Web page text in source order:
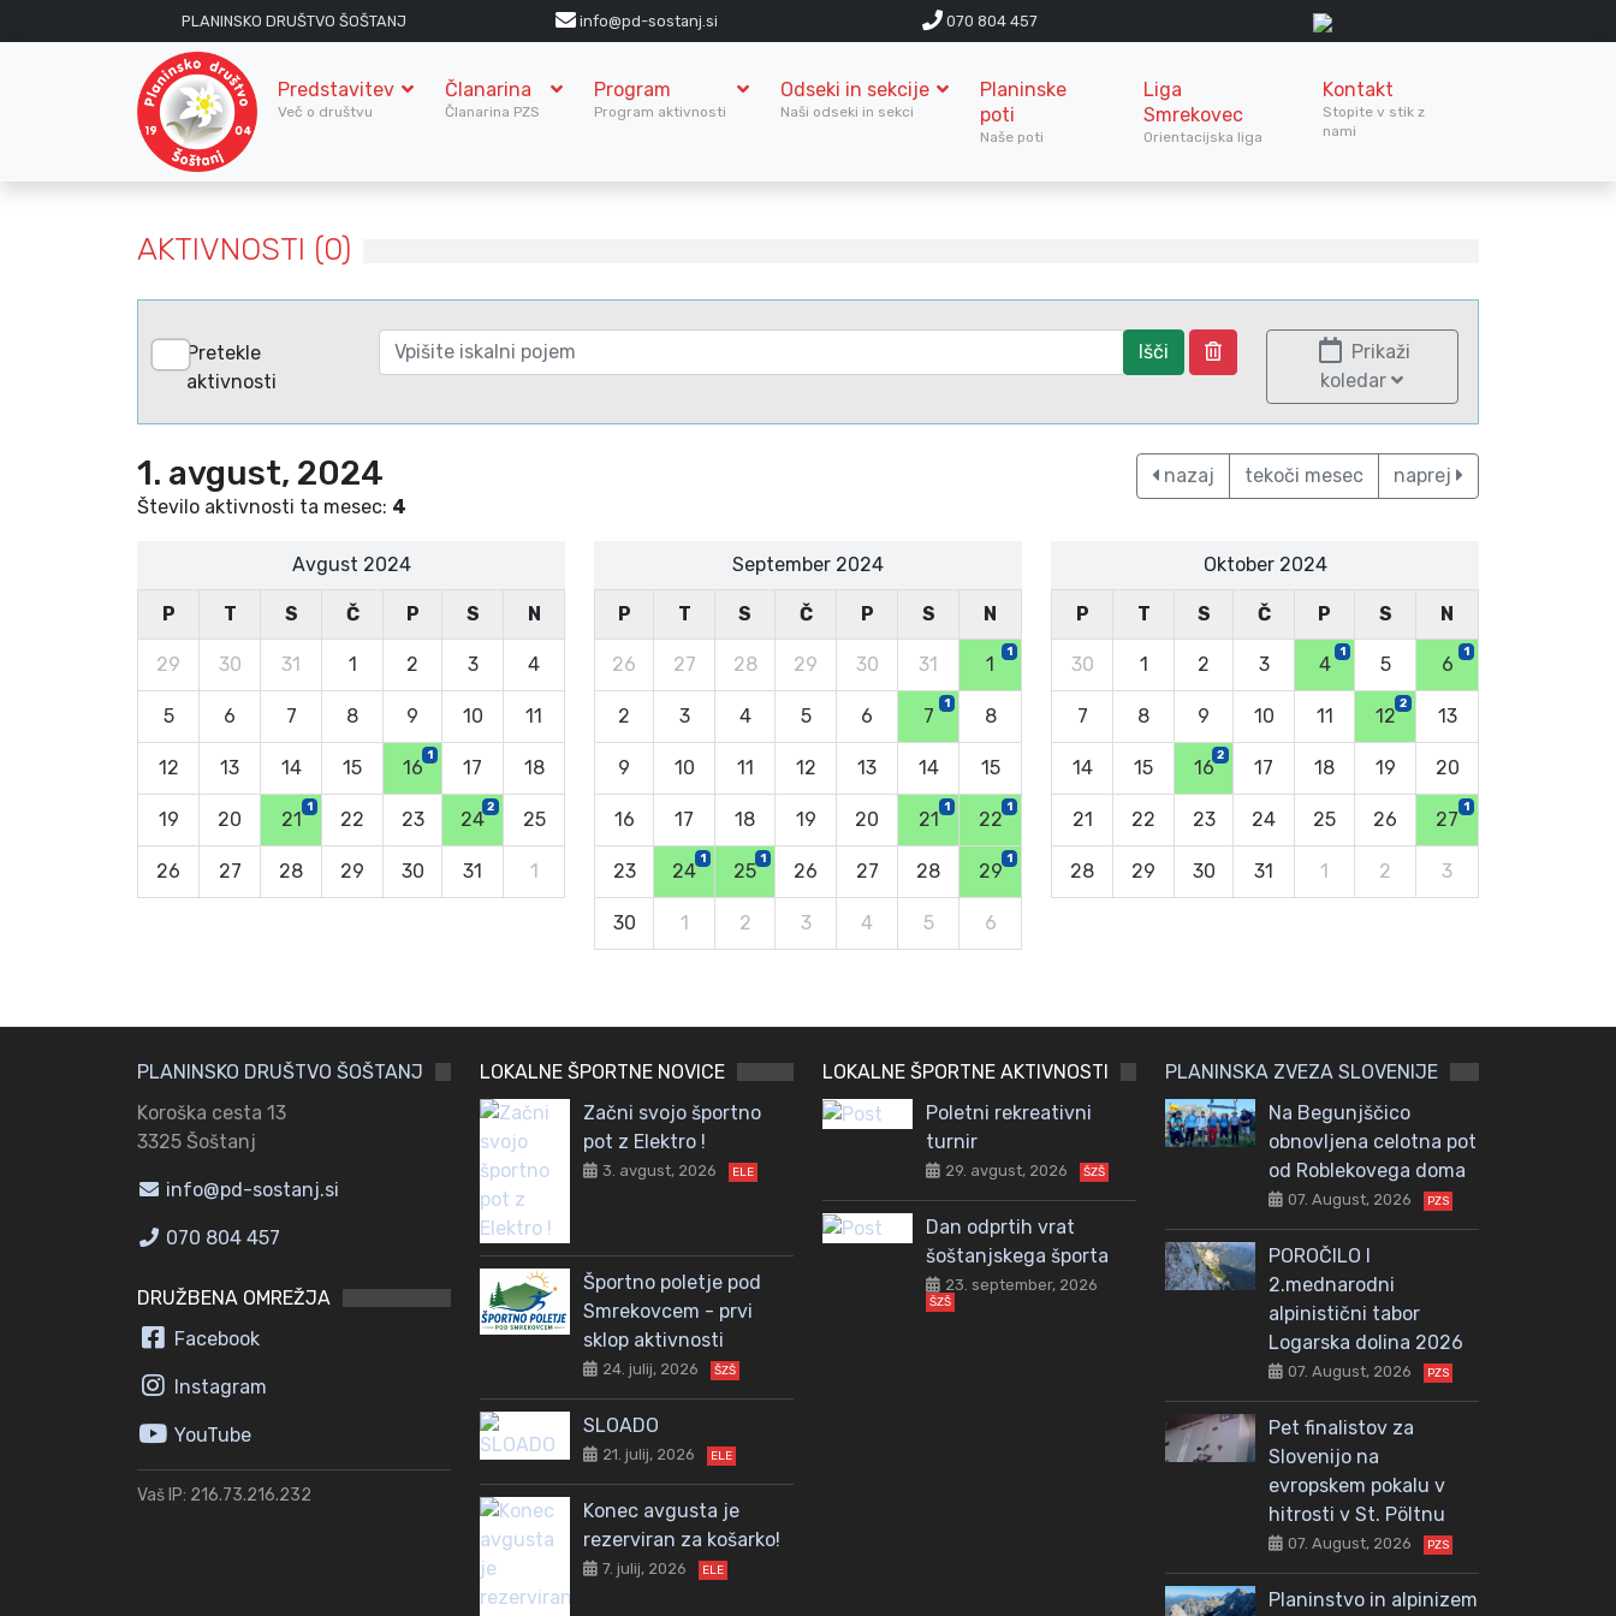
PLANINSKO DRUŠTVO ŠOŠTANJ info@pd-sostanj.si 070 804 457
Predstavitev
Več o društvu
Članarina
Članarina PZS
Program
Program aktivnosti
Odseki in sekcije
Naši odseki in sekci
Planinske
poti
Naše poti
Liga
Smrekovec
Orientacijska liga
Kontakt
Stopite v stik z
nami
AKTIVNOSTI (0)
Pretekle
aktivnosti
Išči
Prikaži
koledar
1. avgust, 2024
Število aktivnosti ta mesec: 4
nazaj tekoči mesec naprej
Avgust 2024
P T S Č P S N
29 30 31 1 2 3 4
5 6 7 8 9 10 11
12 13 14 15 16
1
17 18
19 20 21
1
22 23 24
2
25
26 27 28 29 30 31 1
September 2024
P T S Č P S N
26 27 28 29 30 31 1
1
2 3 4 5 6 7
1
8
9 10 11 12 13 14 15
16 17 18 19 20 21
1
22
1
23 24
1
25
1
26 27 28 29
1
30 1 2 3 4 5 6
Oktober 2024
P T S Č P S N
30 1 2 3 4
1
5 6
1
7 8 9 10 11 12
2
13
14 15 16
2
17 18 19 20
21 22 23 24 25 26 27
1
28 29 30 31 1 2 3
PLANINSKO DRUŠTVO ŠOŠTANJ
Koroška cesta 13
3325 Šoštanj
info@pd-sostanj.si
070 804 457
DRUŽBENA OMREŽJA
Facebook
Instagram
YouTube
Vaš IP: 216.73.216.232
LOKALNE ŠPORTNE NOVICE
Začni svojo športno
pot z Elektro !
3. avgust, 2026 ELE
Športno poletje pod
Smrekovcem - prvi
sklop aktivnosti
24. julij, 2026 ŠZŠ
SLOADO
21. julij, 2026 ELE
Konec avgusta je
rezerviran za košarko!
7. julij, 2026 ELE
LOKALNE ŠPORTNE AKTIVNOSTI
Poletni rekreativni
turnir
29. avgust, 2026 ŠZŠ
Dan odprtih vrat
šoštanjskega športa
23. september, 2026
ŠZŠ
PLANINSKA ZVEZA SLOVENIJE
Na Begunjščico
obnovljena celotna pot
od Roblekovega doma
07. August, 2026 PZS
POROČILO I
2.mednarodni
alpinistični tabor
Logarska dolina 2026
07. August, 2026 PZS
Pet finalistov za
Slovenijo na
evropskem pokalu v
hitrosti v St. Pöltnu
07. August, 2026 PZS
Planinstvo in alpinizem